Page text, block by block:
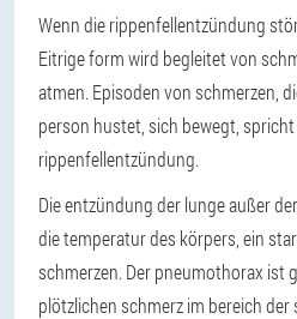
Wenn die rippenfellentzündung
Eitrige form wird begleitet von
atmen. Episoden von schmerzen,
person hustet, sich bewegt,
rippenfellentzündung.
Die entzündung der lunge außer
die temperatur des körpers, ein
schmerzen. Der pneumothorax ist
plötzlichen schmerz im bereich der